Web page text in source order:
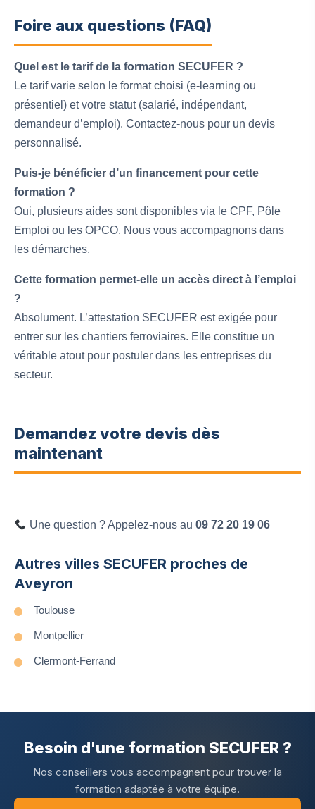
Foire aux questions (FAQ)
Quel est le tarif de la formation SECUFER ?
Le tarif varie selon le format choisi (e-learning ou
présentiel) et votre statut (salarié, indépendant,
demandeur d’emploi). Contactez-nous pour un devis
personnalisé.
Puis-je bénéficier d’un financement pour cette
formation ?
Oui, plusieurs aides sont disponibles via le CPF, Pôle
Emploi ou les OPCO. Nous vous accompagnons dans
les démarches.
Cette formation permet-elle un accès direct à l’emploi
?
Absolument. L’attestation SECUFER est exigée pour
entrer sur les chantiers ferroviaires. Elle constitue un
véritable atout pour postuler dans les entreprises du
secteur.
Demandez votre devis dès
maintenant
Une question ? Appelez-nous au 09 72 20 19 06
Autres villes SECUFER proches de
Aveyron
Toulouse
Montpellier
Clermont-Ferrand
Besoin d'une formation SECUFER ?
Nos conseillers vous accompagnent pour trouver la
formation adaptée à votre équipe.